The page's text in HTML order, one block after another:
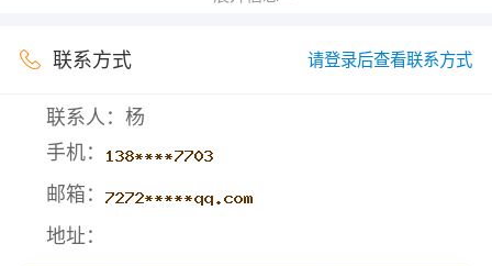
联系方式 请登录后查看联系方式
联系人：杨
手机：
邮箱：
地址：